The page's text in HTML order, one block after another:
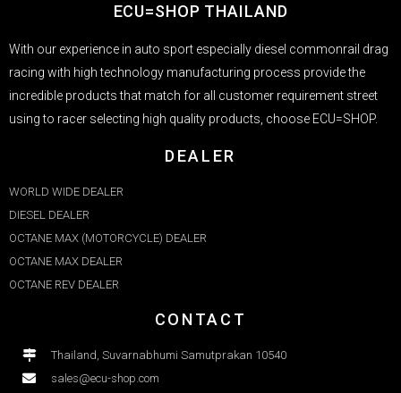
ECU=SHOP THAILAND
With our experience in auto sport especially diesel commonrail drag
racing with high technology manufacturing process provide the
incredible products that match for all customer requirement street
using to racer selecting high quality products, choose ECU=SHOP.
DEALER
WORLD WIDE DEALER
DIESEL DEALER
OCTANE MAX (MOTORCYCLE) DEALER
OCTANE MAX DEALER​
OCTANE REV DEALER
CONTACT
Thailand, Suvarnabhumi Samutprakan 10540
sales@ecu-shop.com